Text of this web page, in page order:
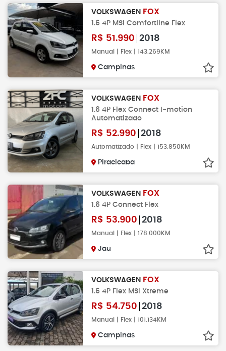
VOLKSWAGEN FOX
1.6 4P MSI Comfortline Flex
R$ 51.990 2018
Manual | Flex | 143.269KM
Campinas
VOLKSWAGEN FOX
1.6 4P Flex Connect I-motion
Automatizado
R$ 52.990 2018
Automatizado | Flex | 153.850KM
Piracicaba
VOLKSWAGEN FOX
1.6 4P Connect Flex
R$ 53.900 2018
Manual | Flex | 178.000KM
Jau
VOLKSWAGEN FOX
1.6 4P Flex MSI Xtreme
R$ 54.750 2018
Manual | Flex | 101.134KM
Campinas